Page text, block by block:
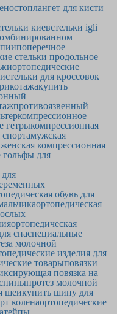
лангет для кисти
киевстельки igli
поперечное
стельки продольное
ортопедические
стельки для кроссовок
купить
противоязвенный
компрессионное
гетрыкомпрессионная
мужская
женская компрессионная
гольфы для
обувь для
ортопедическая
ортопедическая
снаспециальные
молочной
изделия для
товарыповязки
повязка на
протез молочной
шеикупить шину для
коленаортопедические
тейпы